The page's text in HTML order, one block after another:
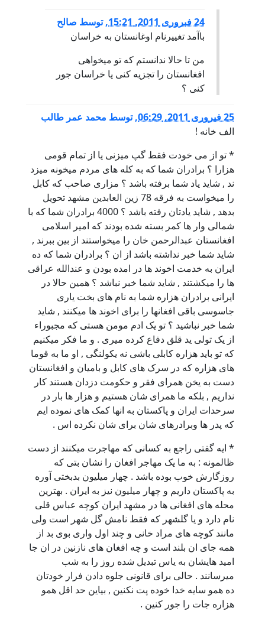
24 فبروری 2011, 15:21 ,توسط صالح
باآمد تغییرنام اوغانستان به خراسان
من تا حالا ندانستم که تو میخواهی
افغانستان را تجزیه کنی یا خراسان جور
کنی ؟
25 فبروری 2011, 06:29 ,توسط محمد عمر طالب
الف خانه !
* تو از می خودت فقط گپ میزنی یا از تمام قومی
هزارا ؟ برادران شما که به کله های مردم میخونه میزد
ند , شاید یاد شما برفته باشد ؟ مزاری صاحب که کابل
را میخواست به فرقه 78 زین العابدین مشهد تحویل
بدهد , شاید یادتان رفته باشد ؟ 4000 برادران شما که با
شمالی وار ها کمر بسته شده بودند که امیر اسلامی
افغانستان عبدالرحمن خان را میخواستند از بین ببرند ,
شاید شما خبر نداشته باشد از ان ؟ برادران شما که ده
ایران به خدمت اخوند ها در امده بودن و عندالله عراقی
ها را میکشتند , شاید شما خبر نباشد ؟ همین حالا در
ایرانی برادران هزاره شما به نام های بخت یاری
جاسوسی باقی افغانها را برای اخوند ها میکنند , شاید
شما خبر نباشید ؟ تو یک ادم مومن هستی که مجبوراء
از یک تولی ید قلق دفاع کرده میری . و ما فکر میکنیم
که تو باید هزاره کابلی باشی نه یکولنگی , او ما به قوما
های هزاره که در سرک های کابل و بامیان و افغانستان
دست به یخن همرای فقر و حکومت دزدان هستند کار
نداریم , بلکه ما همرای شان هستیم و هزار ها بار در
سرحدات ایران و پاکستان به انها کمک های نموده ایم
که پدر ها وبرادرهای شان برای شان نکرده اس .
* ایه گفتی راجع به کسانی که مهاجرت میکنند از دست
ظالمونه : به ما یک مهاجر افغان را نشان بتی که
روزگارش خوب بوده باشد . چهار میلیون بدبختی آوره
به پاکستان داریم و چهار میلیون نیز به ایران . بهترین
محله های افغانی ها در مشهد ایران کوچه عباس قلی
نام دارد و یا گلشهر که فقط نامش گل شهر است ولی
مانند کوچه های مراد خانی و چند اول واری بوی بد از
همه جای ان بلند است و چه افغان های نازنین در ان جا
امید هایشان به یاس تبدیل شده روز را به شب
میرسانند . حالی برای قانونی جلوه دادن فرار خودتان
ده همو سایه خدا خوده پت نکنین , بیاین حد اقل همو
هزاره جات را جور کنین .